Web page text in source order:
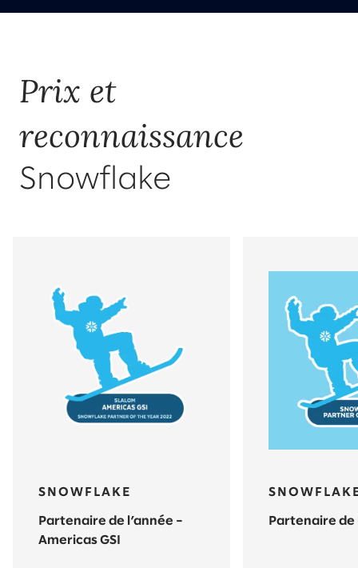
Prix et
reconnaissance
Snowflake
SNOWFLAKE
Partenaire de l’année –
Americas GSI
Partenaire de